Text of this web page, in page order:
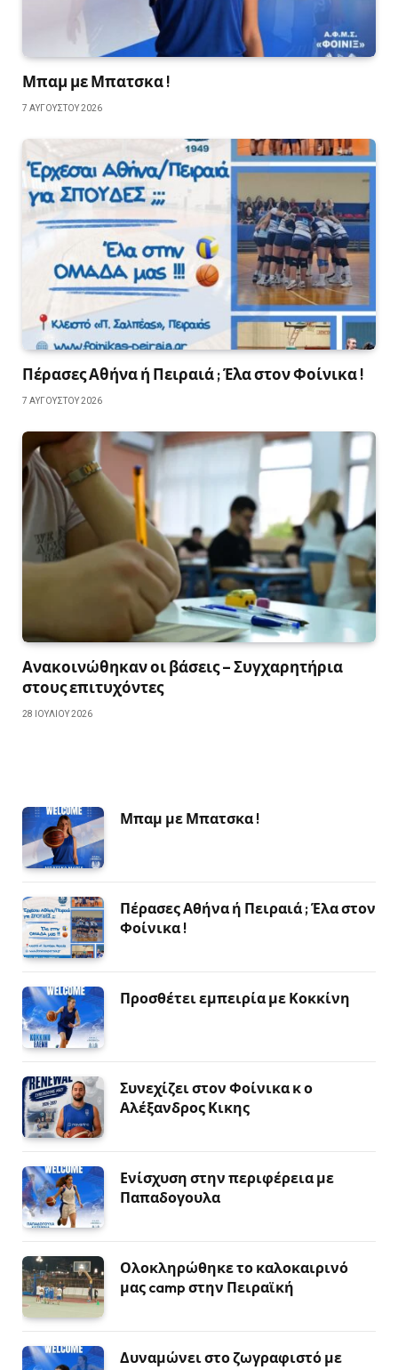
Μπαμ με Μπατσκα !
7 ΑΥΓΟΎΣΤΟΥ 2026
Πέρασες Αθήνα ή Πειραιά ; Έλα στον Φοίνικα !
7 ΑΥΓΟΎΣΤΟΥ 2026
Ανακοινώθηκαν οι βάσεις – Συγχαρητήρια
στους επιτυχόντες
28 ΙΟΥΛΊΟΥ 2026
Μπαμ με Μπατσκα !
Πέρασες Αθήνα ή Πειραιά ; Έλα στον
Φοίνικα !
Προσθέτει εμπειρία με Κοκκίνη
Συνεχίζει στον Φοίνικα κ ο
Αλέξανδρος Κικης
Ενίσχυση στην περιφέρεια με
Παπαδογουλα
Ολοκληρώθηκε το καλοκαιρινό
μας camp στην Πειραϊκή
Δυναμώνει στο ζωγραφιστό με